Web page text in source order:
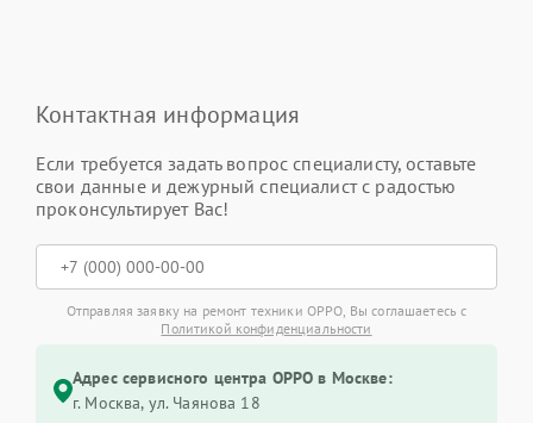
Контактная информация
Если требуется задать вопрос специалисту, оставьте
свои данные и дежурный специалист с радостью
проконсультирует Вас!
Отправляя заявку на ремонт техники OPPO, Вы соглашаетесь с
Политикой конфиденциальности
Адрес сервисного центра OPPO в Москве:
г. Москва, ул. Чаянова 18